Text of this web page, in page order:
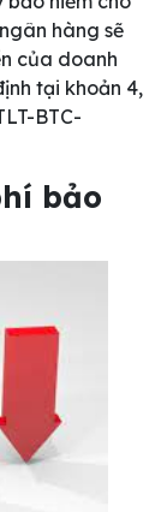
hàng sẽ
của doanh
tại khoản 4,
BTC-
bảo